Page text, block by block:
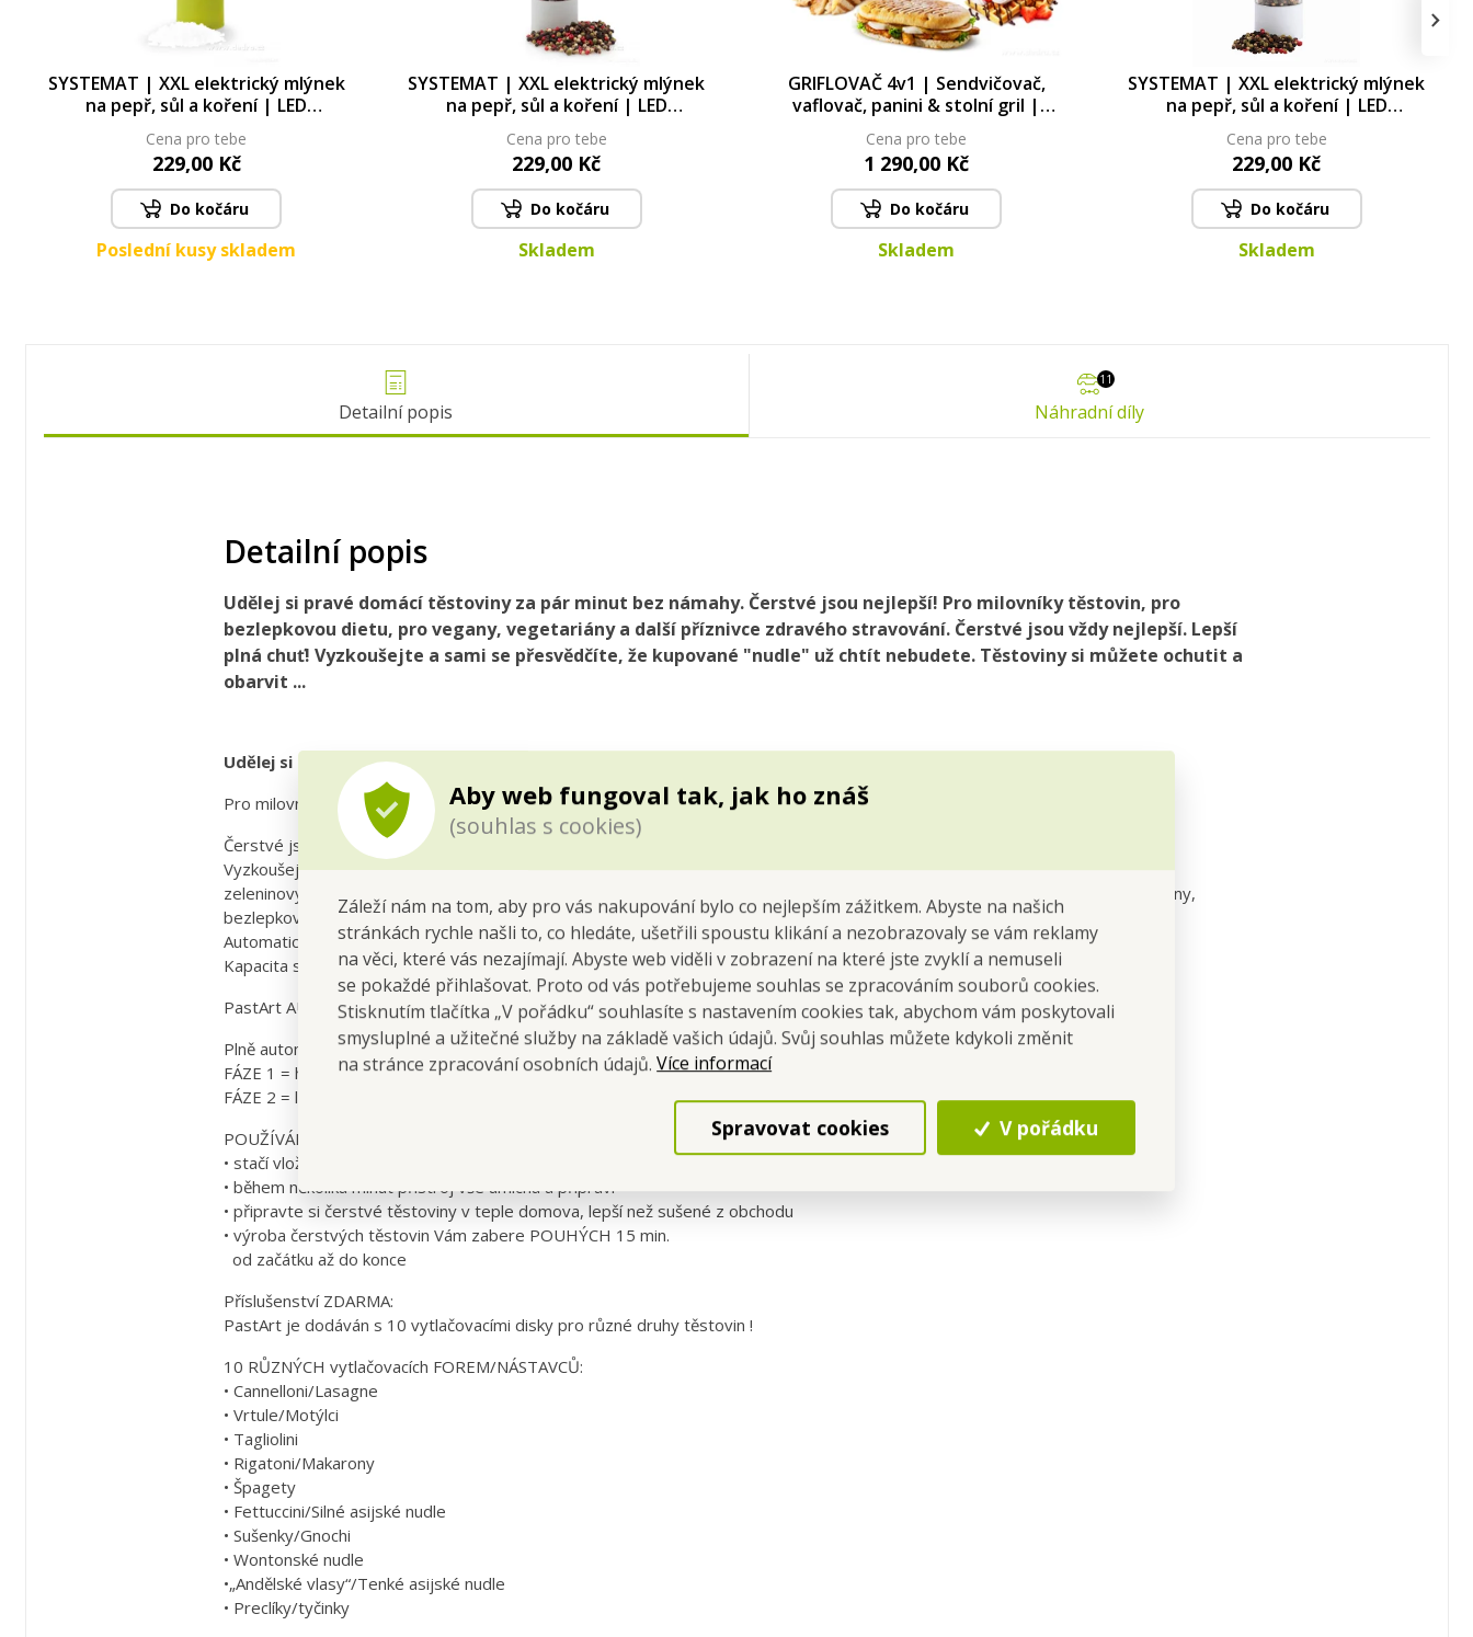
Aby web fungoval tak, jak ho znáš
(souhlas s cookies)
Záleží nám na tom, aby pro vás nakupování bylo co nejlepším zážitkem. Abyste na našich
stránkách rychle našli to, co hledáte, ušetřili spoustu klikání a nezobrazovaly se vám reklamy
na věci, které vás nezajímají. Abyste web viděli v zobrazení na které jste zvyklí a nemuseli
se pokaždé přihlašovat. Proto od vás potřebujeme souhlas se zpracováním souborů cookies.
Stisknutím tlačítka „V pořádku“ souhlasíte s nastavením cookies tak, abychom vám poskytovali
smysluplné a užitečné služby na základě vašich údajů. Svůj souhlas můžete kdykoli změnit
na stránce zpracování osobních údajů.Více informací
Spravovat cookies V pořádku
SYSTEMAT | XXL elektrický mlýnek
na pepř, sůl a koření | LED
osvětlení & nastavitelná hrubost |
keramický mechanismus
Cena pro tebe
229,00 Kč
Do kočáru
Poslední kusy skladem
SYSTEMAT | XXL elektrický mlýnek
na pepř, sůl a koření | LED
osvětlení & nastavitelná hrubost |
keramický mechanismus
Cena pro tebe
229,00 Kč
Do kočáru
Skladem
GRIFLOVAČ 4v1 | Sendvičovač,
vaflovač, panini & stolní gril |
keramické BIOPAN® desky
Cena pro tebe
1 290,00 Kč
Do kočáru
Skladem
SYSTEMAT | XXL elektrický mlýnek
na pepř, sůl a koření | LED
osvětlení & nastavitelná hrubost |
keramický mechanismus
Cena pro tebe
229,00 Kč
Do kočáru
Skladem
›
Detailní popis
11
Náhradní díly
Detailní popis
Udělej si pravé domácí těstoviny za pár minut bez námahy. Čerstvé jsou nejlepší! Pro milovníky těstovin, pro
bezlepkovou dietu, pro vegany, vegetariány a další příznivce zdravého stravování. Čerstvé jsou vždy nejlepší. Lepší
plná chuť! Vyzkoušejte a sami se přesvědčíte, že kupované "nudle" už chtít nebudete. Těstoviny si můžete ochutit a
obarvit ...
Udělej si pravé domácí těstoviny za pár minut bez námahy. Čerstvé jsou nejlepší!
Pro milovníky těstovin, pro bezlepkovou dietu, pro vegany, vegetariány a další příznivce zdravého stravování.
Čerstvé jsou vždy nejlepší. Lepší plná chuť!
Vyzkoušejte a sami se přesvědčíte, že kupované "nudle" už chtít nebudete. Těstoviny si můžete ochutit a obarvit čerstvými
zeleninovými šťávami. Stačí vložit ingredience a za chvíli je hotovo. Vyrobte si sami každý den klasické i speciální čerstvé těstoviny,
bezlepkové, rýžové, chilli, kukuřičné, ochucené, barevné, vaječné i bezvaječné a bez chemie.
Automatické míchání, hnětení a vytlačování těstovin.
Kapacita stroje je 600 g, za 15 minut hotovo. Vystačí cca pro 4-5 osob.
PastArt AUTOMAT na TĚSTOVINY - plně automatický hnětač těsta a výrobník těstovin.
Plně automatický:
FÁZE 1 = hnětení těsta
FÁZE 2 = lisování těstovin při vysokém tlaku
POUŽÍVÁNÍ JE VELMI JEDNODUCHÉ:
• stačí vložit ingredience do PastArtu podle různých receptů
• během několika minut přístroj vše umíchá a připraví
• připravte si čerstvé těstoviny v teple domova, lepší než sušené z obchodu
• výroba čerstvých těstovin Vám zabere POUHÝCH 15 min.
od začátku až do konce
Příslušenství ZDARMA:
PastArt je dodáván s 10 vytlačovacími disky pro různé druhy těstovin !
10 RŮZNÝCH vytlačovacích FOREM/NÁSTAVCŮ:
• Cannelloni/Lasagne
• Vrtule/Motýlci
• Tagliolini
• Rigatoni/Makarony
• Špagety
• Fettuccini/Silné asijské nudle
• Sušenky/Gnochi
• Wontonské nudle
•„Andělské vlasy“/Tenké asijské nudle
• Preclíky/tyčinky